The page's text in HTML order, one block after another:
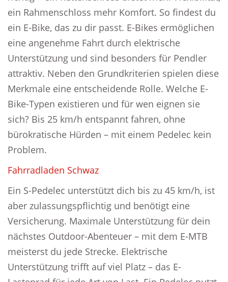
ein Rahmenschloss mehr Komfort. So findest du
ein E-Bike, das zu dir passt. E-Bikes ermöglichen
eine angenehme Fahrt durch elektrische
Unterstützung und sind besonders für Pendler
attraktiv. Neben den Grundkriterien spielen diese
Merkmale eine entscheidende Rolle. Welche E-
Bike-Typen existieren und für wen eignen sie
sich? Bis 25 km/h entspannt fahren, ohne
bürokratische Hürden – mit einem Pedelec kein
Problem.
Fahrradladen Schwaz
Ein S-Pedelec unterstützt dich bis zu 45 km/h, ist
aber zulassungspflichtig und benötigt eine
Versicherung. Maximale Unterstützung für dein
nächstes Outdoor-Abenteuer – mit dem E-MTB
meisterst du jede Strecke. Elektrische
Unterstützung trifft auf viel Platz – das E-